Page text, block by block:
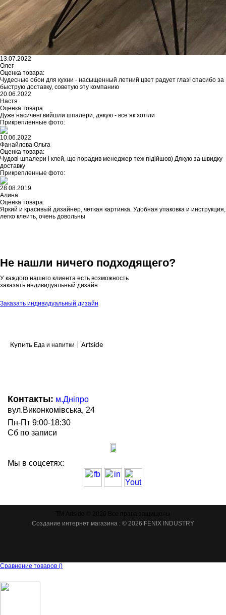
13.07.2022
Олег
Оценка товара:
Чудесные обои для кухни - насыщенный летний цвет радует глаз! спасибо за
быструю доставку, советую эту компанию
20.06.2022
Настя
Оценка товара:
Дуже насичені вийшли шпалери, дякую - все як хотіли
Прикрепленные фото:
10.06.2022
Фанайлова Ольга
Оценка товара:
Чудові шпалери і клей, що порадив менеджер теж підійшов) Дякую за швидку
доставку
Прикрепленные фото:
28.08.2019
Алина
Оценка товара:
Яркий и красивый дизайнер, четкая картинка. Удобная упаковка и инструкция,
легко клеить, очень довольны
Не нашли ничего подходящего?
У каждого нашего клиента есть возможность
заказать индивидуальный дизайн
Заказать индивидуальный дизайн
Купить Еда и напитки | Artside
Контакты: м.Дніпро
вул.Виконкомівська, 24
Пн-Пт 9:00-18:30
Сб по записи
Мы в соцсетях:
Создание интернет магазина : © 2026 FENIX INDUSTRY
Сравнение товаров ()